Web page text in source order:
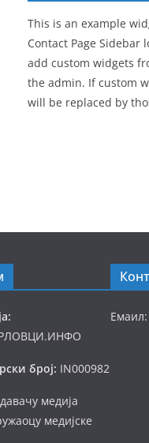
This is an example
Contact Page Sidebar
add custom widgets
the admin. If custom
will be replaced by
број: IN000982
медија
медијске
Емаил: